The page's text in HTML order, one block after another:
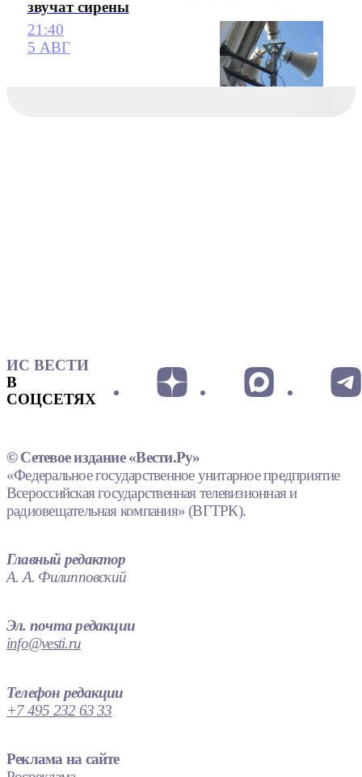
звучат сирены
21:40
5 АВГ
ИС ВЕСТИ
В
СОЦСЕТЯХ
© Сетевое издание «Вести.Ру»
«Федеральное государственное унитарное предприятие
Всероссийская государственная телевизионная и
радиовещательная компания» (ВГТРК).
Главный редактор
А. А. Филипповский
Эл. почта редакции
info@vesti.ru
Телефон редакции
+7 495 232 63 33
Реклама на сайте